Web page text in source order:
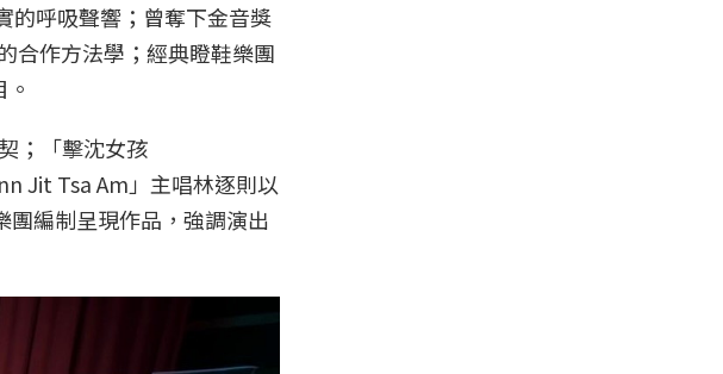
的呼吸聲響；曾奪下金音獎
合作方法學；經典瞪鞋樂團
；「擊沈女孩
Jit Tsa Am」主唱林逐則以
編制呈現作品，強調演出